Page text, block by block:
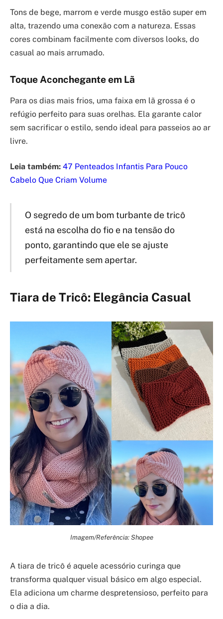
Tons de bege, marrom e verde musgo estão super em
alta, trazendo uma conexão com a natureza. Essas
cores combinam facilmente com diversos looks, do
casual ao mais arrumado.
Toque Aconchegante em Lã
Para os dias mais frios, uma faixa em lã grossa é o
refúgio perfeito para suas orelhas. Ela garante calor
sem sacrificar o estilo, sendo ideal para passeios ao ar
livre.
Leia também: 47 Penteados Infantis Para Pouco
Cabelo Que Criam Volume
O segredo de um bom turbante de tricô
está na escolha do fio e na tensão do
ponto, garantindo que ele se ajuste
perfeitamente sem apertar.
Tiara de Tricô: Elegância Casual
Imagem/Referência: Shopee
A tiara de tricô é aquele acessório curinga que
transforma qualquer visual básico em algo especial.
Ela adiciona um charme despretensioso, perfeito para
o dia a dia.